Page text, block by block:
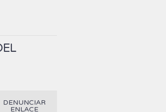
DENUNCIAR
ENLACE